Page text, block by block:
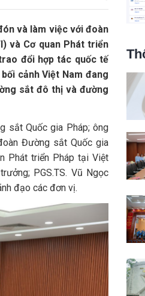
và làm việc với đoàn
và Cơ quan Phát triển
đổi hợp tác quốc tế
cảnh Việt Nam đang
sắt đô thị và đường
sắt Quốc gia Pháp; ông
Đường sắt Quốc gia
Phát triển Pháp tại Việt
PGS.TS. Vũ Ngọc
đạo các đơn vị.